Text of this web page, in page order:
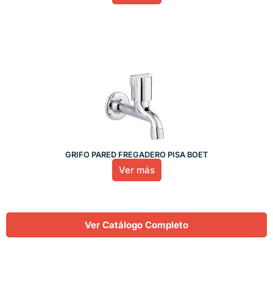
GRIFO PARED FREGADERO PISA BOET
Ver más
Ver Catálogo Completo